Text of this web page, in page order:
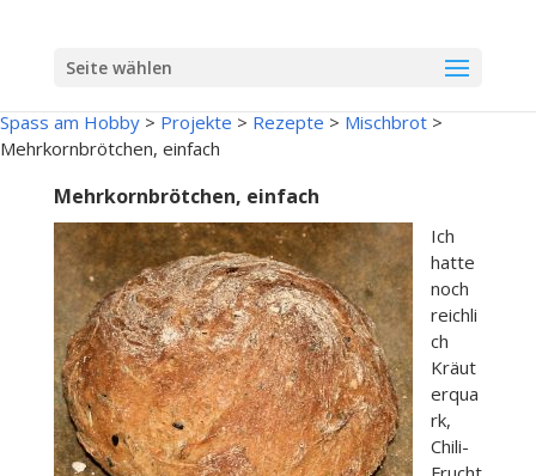
Seite wählen
Spass am Hobby > Projekte > Rezepte > Mischbrot >
Mehrkornbrötchen, einfach
Mehrkornbrötchen, einfach
Ich
hatte
noch
reichli
ch
Kräut
erqua
rk,
Chili-